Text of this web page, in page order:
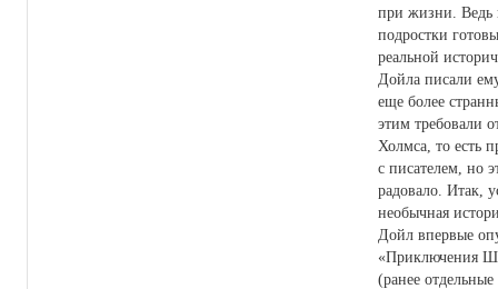
при жизни. Ведь
подростки
реальной
Дойла писали
еще более
этим требовали
Холмса, то есть
с писателем, но
радовало. Итак,
необычная
Дойл впервые
«Приключения
(ранее